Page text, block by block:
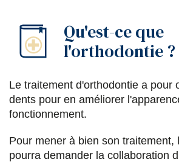
r
t
g
e
r
s
r
t
g
r
s
r
t
g
r
s
r
t
g
r
p
Qu'est-ce que
l'orthodontie ?
Le traitement d'orthodontie a pour
dents pour en améliorer
fonctionnement.
Pour mener à bien son traitement,
pourra demander la collaboration